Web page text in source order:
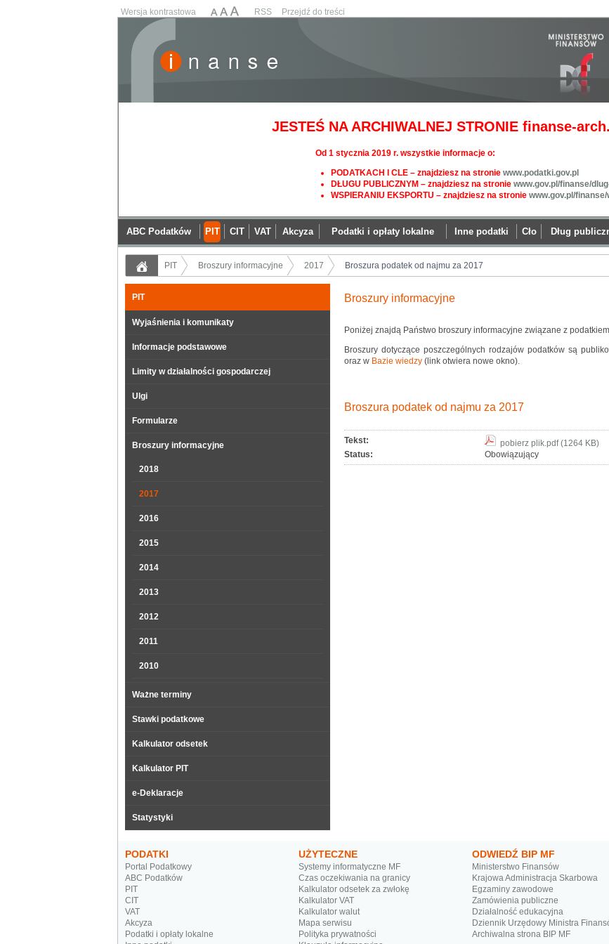
Wersja kontrastowa RSS Przejdź do treści
JESTEŚ NA ARCHIWALNEJ STRONIE finanse-
Od 1 stycznia 2019 r. wszystkie informacje o:
PODATKACH I CLE – znajdziesz na stronie www.podatki.gov.pl
DŁUGU PUBLICZNYM – znajdziesz na stronie www.gov.pl/finanse/
WSPIERANIU EKSPORTU – znajdziesz na stronie www.gov.pl/
ABC Podatków PIT CIT VAT Akcyza Podatki i opłaty lokalne Inne podatki Cło Dług
PIT Broszury informacyjne 2017 Broszura podatek od najmu za 2017
PIT
Wyjaśnienia i komunikaty
Informacje podstawowe
Limity w działalności gospodarczej
Ulgi
Formularze
Broszury informacyjne
2018
2017
2016
2015
2014
2013
2012
2011
2010
Ważne terminy
Stawki podatkowe
Kalkulator odsetek
Kalkulator PIT
e-Deklaracje
Statystyki
Broszury informacyjne
Poniżej znajdą Państwo broszury informacyjne związane z
Broszury dotyczące poszczególnych rodzajów podatków są
oraz w Bazie wiedzy (link otwiera nowe okno).
Broszura podatek od najmu za 2017
Tekst:
pobierz plik.pdf (1264 KB)
Status:
Obowiązujący
PODATKI
Portal Podatkowy
ABC Podatków
PIT
CIT
VAT
Akcyza
Podatki i opłaty lokalne
UŻYTECZNE
Systemy informatyczne MF
Czas oczekiwania na granicy
Kalkulator odsetek za zwłokę
Kalkulator VAT
Kalkulator walut
Mapa serwisu
Polityka prywatności
ODWIEDŹ BIP MF
Ministerstwo Finansów
Krajowa Administracja Skarbowa
Egzaminy zawodowe
Zamówienia publiczne
Działalność edukacyjna
Dziennik Urzędowy Ministra
Archiwalna strona BIP MF